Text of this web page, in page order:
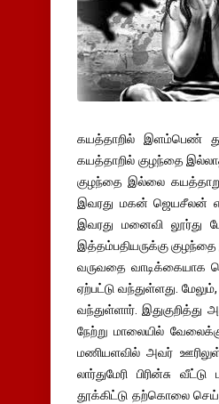
கயத்தாறில் இளம்பெண்
கயத்தாறில் குழந்தை
குழந்தை இல்லை
இவரது மகன் ஜெயசீலன்
இவரது மனைவி லூர்து
இத்தம்பதியருக்கு குழந்தை
வருவதை வாடிக்கையாக
ஏற்பட்டு வந்துள்ளது.
வந்துள்ளார். இதுகுறித்து
நேற்று மாலையில்
மணியளவில் அவர்
லார்துமேரி பிரின்சு
தூக்கிட்டு தற்கொலை